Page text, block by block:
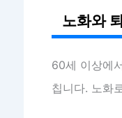
노화와
60세 이상에
칩니다. 노화